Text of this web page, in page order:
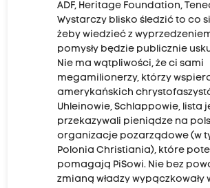
ADF, Heritage Foundation,
Wystarczy blisko śledzić to co
żeby wiedzieć z
pomysły będzie publicznie
Nie ma wątpliwości, że ci sami
megamilionerzy, którzy
amerykańskich
Uhleinowie, Schlappowie, lista
przekazywali pieniądze na
organizacje pozarządowe (w
Polonia Christiania), które
pomagają PiSowi. Nie bez
zmianą władzy wypączkowały